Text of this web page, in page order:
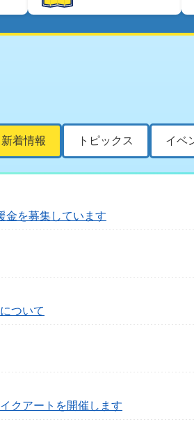
新着情報 トピックス イベ
金を募集しています
ついて
クアートを開催します